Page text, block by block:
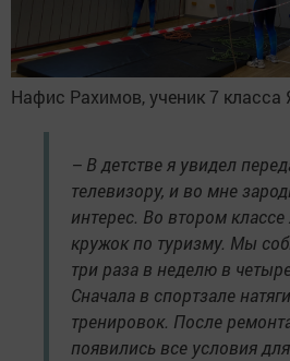
Нафис Рахимов, ученик 7
– В детстве я увидел
телевизору, и во мне
интерес. Во втором классе
кружок по туризму. Мы
три раза в неделю в
Сначала в спортзале
тренировок. После
появились все условия